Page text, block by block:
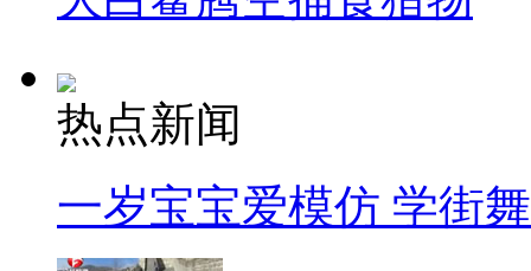
热点新闻
一岁宝宝爱模仿 学街